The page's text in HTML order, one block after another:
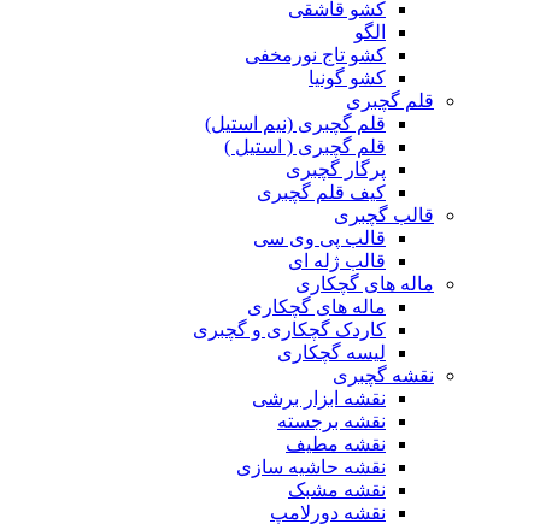
کشو قاشقی
الگو
کشو تاج نورمخفی
کشو گونیا
قلم گچبری
قلم گچبری (نیم استیل)
قلم گچبری ( استیل )
پرگار گچبری
کیف قلم گچبری
قالب گچبری
قالب پی وی سی
قالب ژله ای
ماله های گچکاری
ماله های گچکاری
کاردک گچکاری و گچبری
لیسه گچکاری
نقشه گچبری
نقشه ابزار برشی
نقشه برجسته
نقشه مطیف
نقشه حاشیه سازی
نقشه مشبک
نقشه دورلامپ